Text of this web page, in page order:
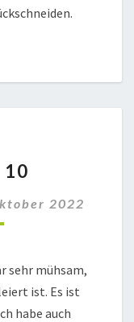
10
2022
sehr mühsam,
ist. Es ist
habe auch